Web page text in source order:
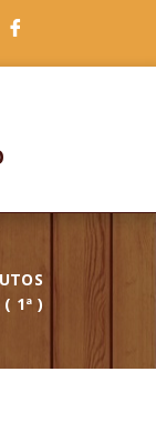
( 1ª )